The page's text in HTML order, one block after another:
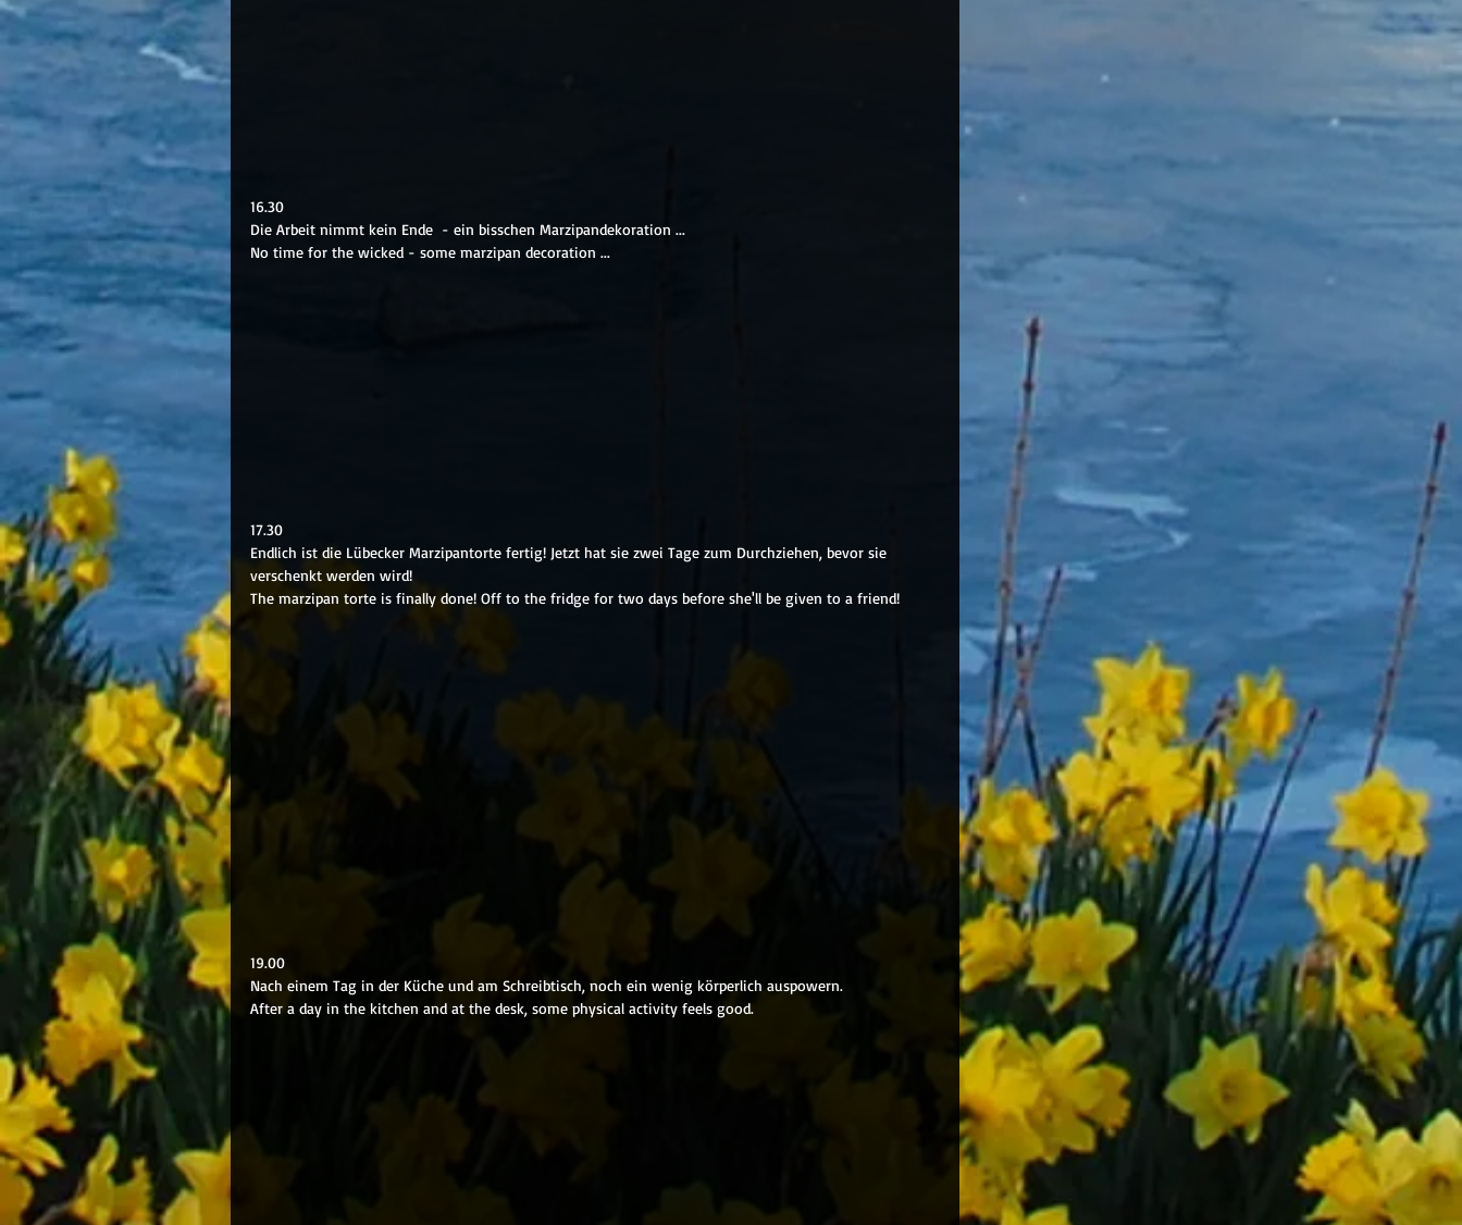
16.30
Die Arbeit nimmt kein Ende  - ein bisschen Marzipandekoration ...
No time for the wicked - some marzipan decoration ...
17.30
Endlich ist die Lübecker Marzipantorte fertig! Jetzt hat sie zwei Tage zum Durchziehen, bevor sie
verschenkt werden wird!
The marzipan torte is finally done! Off to the fridge for two days before she'll be given to a friend!
19.00
Nach einem Tag in der Küche und am Schreibtisch, noch ein wenig körperlich auspowern.
After a day in the kitchen and at the desk, some physical activity feels good.